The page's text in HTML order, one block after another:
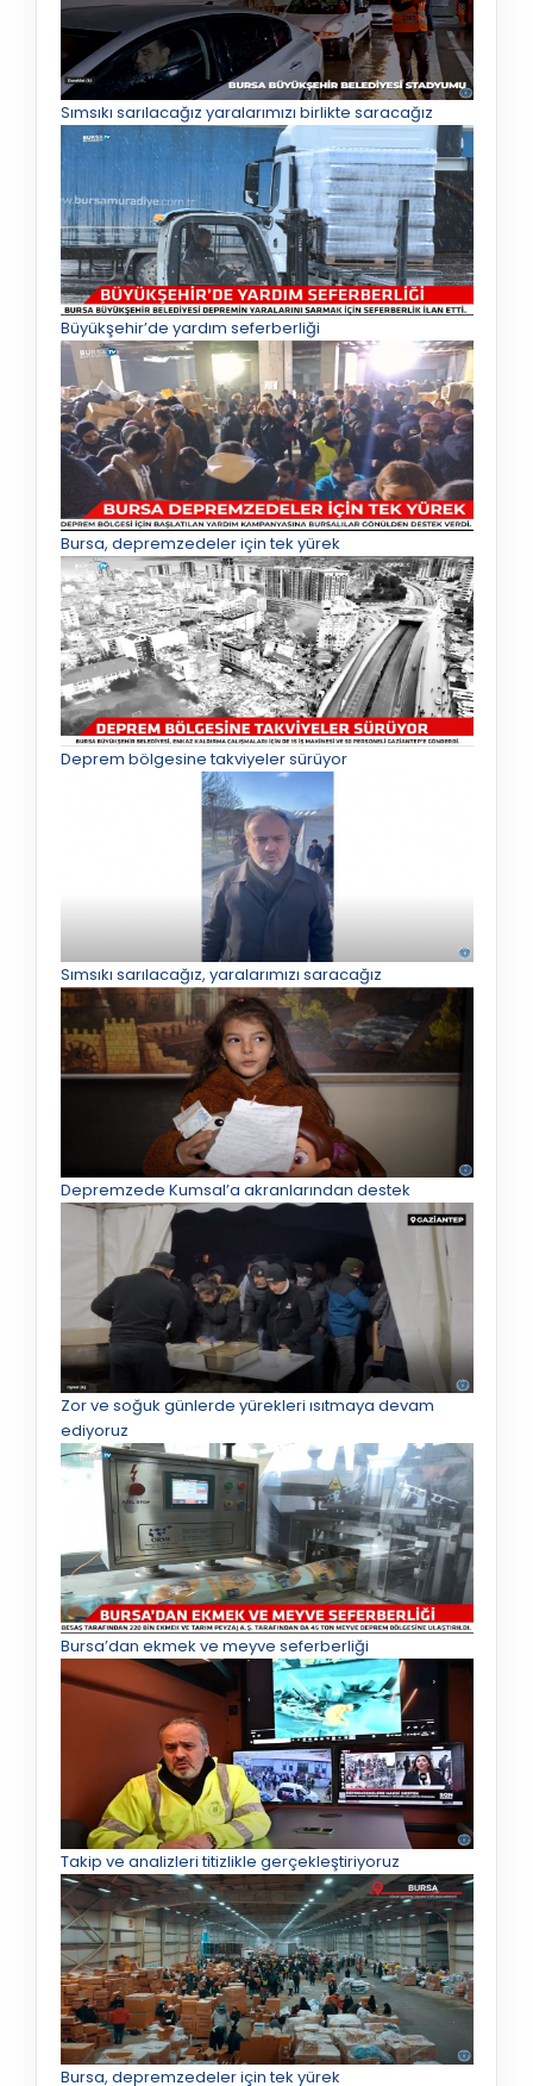
Sımsıkı sarılacağız yaralarımızı birlikte saracağız
Büyükşehir’de yardım seferberliği
Bursa, depremzedeler için tek yürek
Deprem bölgesine takviyeler sürüyor
Sımsıkı sarılacağız, yaralarımızı saracağız
Depremzede Kumsal’a akranlarından destek
Zor ve soğuk günlerde yürekleri ısıtmaya devam
ediyoruz
Bursa’dan ekmek ve meyve seferberliği
Takip ve analizleri titizlikle gerçekleştiriyoruz
Bursa, depremzedeler için tek yürek